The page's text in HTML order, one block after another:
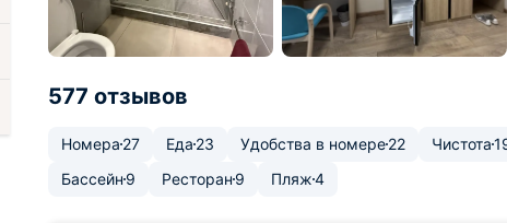
577 отзывов
Номера 27 Еда 23 Удобства в номере22 Чистота
Бассейн 9 Ресторан 9 Пляж4